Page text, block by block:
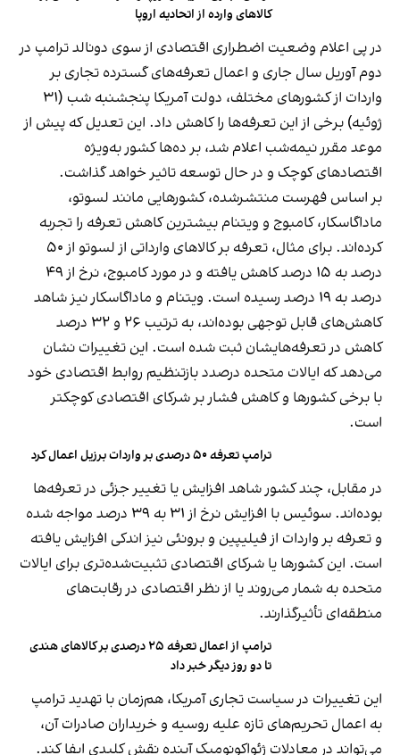
کالاهای وارده از اتحادیه اروپا
در پی اعلام وضعیت اضطراری اقتصادی از سوی دونالد ترامپ در
دوم آوریل سال جاری و اعمال تعرفه‌های گسترده تجاری بر
واردات از کشورهای مختلف، دولت آمریکا پنجشنبه شب (۳۱
ژوئیه) برخی از این تعرفه‌ها را کاهش داد. این تعدیل که پیش از
موعد مقرر نیمه‌شب اعلام شد، بر ده‌ها کشور به‌ویژه
اقتصادهای کوچک و در حال توسعه تاثیر خواهد گذاشت.
بر اساس فهرست منتشرشده، کشورهایی مانند لسوتو،
ماداگاسکار، کامبوج و ویتنام بیشترین کاهش تعرفه را تجربه
کرده‌اند. برای مثال، تعرفه بر کالاهای وارداتی از لسوتو از ۵۰
درصد به ۱۵ درصد کاهش یافته و در مورد کامبوج، نرخ از ۴۹
درصد به ۱۹ درصد رسیده است. ویتنام و ماداگاسکار نیز شاهد
کاهش‌های قابل توجهی بوده‌اند، به ترتیب ۲۶ و ۳۲ درصد
کاهش در تعرفه‌هایشان ثبت شده است. این تغییرات نشان
می‌دهد که ایالات متحده درصدد بازتنظیم روابط اقتصادی خود
با برخی کشورها و کاهش فشار بر شرکای اقتصادی کوچکتر
است.
ترامپ تعرفه ۵۰ درصدی بر واردات برزیل اعمال کرد
در مقابل، چند کشور شاهد افزایش یا تغییر جزئی در تعرفه‌ها
بوده‌اند. سوئیس با افزایش نرخ از ۳۱ به ۳۹ درصد مواجه شده
و تعرفه بر واردات از فیلیپین و برونئی نیز اندکی افزایش یافته
است. این کشورها یا شرکای اقتصادی تثبیت‌شده‌تری برای ایالات
متحده به شمار می‌روند یا از نظر اقتصادی در رقابت‌های
منطقه‌ای تأثیرگذارند.
ترامپ از اعمال تعرفه ۲۵ درصدی بر کالاهای هندی
تا دو روز دیگر خبر داد
این تغییرات در سیاست تجاری آمریکا، هم‌زمان با تهدید ترامپ
به اعمال تحریم‌های تازه علیه روسیه و خریداران صادرات آن،
می‌تواند در معادلات ژئو‌اکونومیک آینده نقش کلیدی ایفا کند.